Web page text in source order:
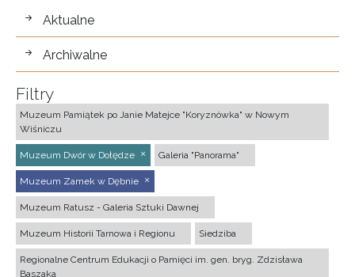
wystawy
Aktualne
Archiwalne
Filtry
Muzeum Pamiątek po Janie Matejce "Koryznówka" w Nowym
Wiśniczu
Muzeum Dwór w Dołędze Galeria "Panorama"
Muzeum Zamek w Dębnie
Muzeum Ratusz - Galeria Sztuki Dawnej
Muzeum Historii Tarnowa i Regionu Siedziba
Regionalne Centrum Edukacji o Pamięci im. gen. bryg. Zdzisława
Baszaka